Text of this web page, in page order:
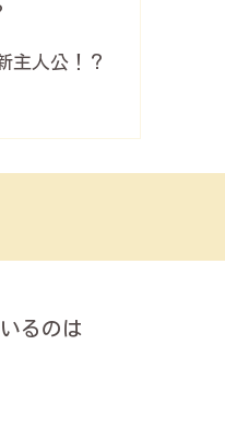
主人公！？
るのは